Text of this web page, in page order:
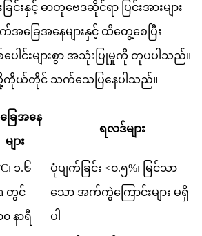
ြင်းနှင့် ဓာတုဗေဒဆိုင်ရာ ပြင်းအားများ
ခြေအနေများနှင့် ထိတွေ့စေပြီး
ါင်းများစွာ အသုံးပြုမှုကို တုပပါသည်။
ကိုယ်တိုင် သက်သေပြနေပါသည်။
ြေအနေ
များ
ရလဒ်များ
၊ ၁.၆
တွင်
၀ နာရီ
ပုံပျက်ခြင်း <၀.၅%၊ မြင်သာ
သော အက်ကွဲကြောင်းများ မရှိ
ပါ